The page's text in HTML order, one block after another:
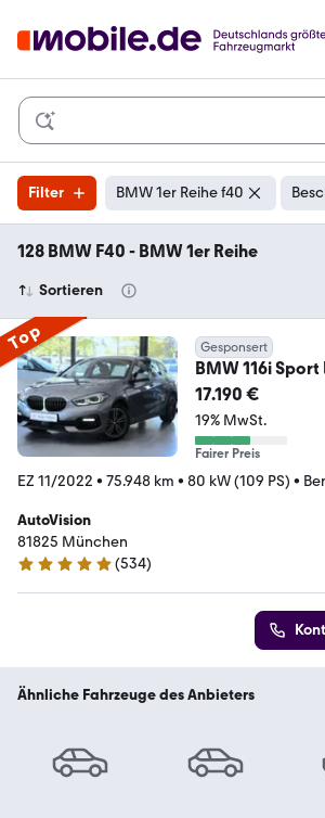
Filter BMW 1er Reihe f40
128 BMW F40 - BMW 1er Reihe
Sortieren
Top Gesponsert
BMW 116i Sport
17.190 €
19% MwSt.
Fairer Preis
EZ 11/2022 • 75.948 km • 80 kW (109 PS) •
AutoVision
81825 München
4.9 Sterne
(534)
Ähnliche Fahrzeuge des Anbieters